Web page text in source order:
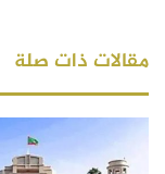
مقالات ذات صلة